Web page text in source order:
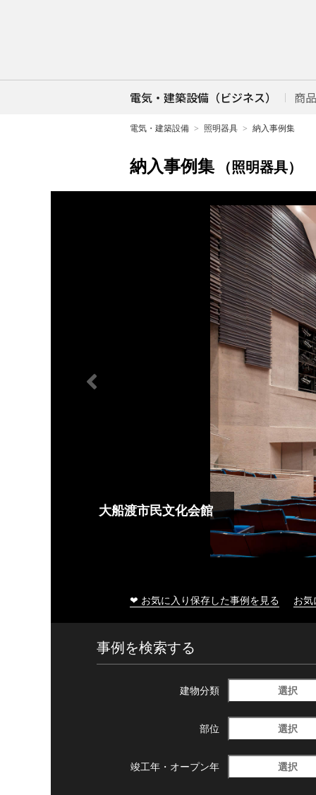
電気・建築設備（ビジネス） 商
電気・建築設備 照明器具 納入事例集
納入事例集 （照明器具）
大船渡市民文化会館
❤ お気に入り保存した事例を見る お
事例を検索する
建物分類 選択
部位 選択
竣工年・ オープン年 選択